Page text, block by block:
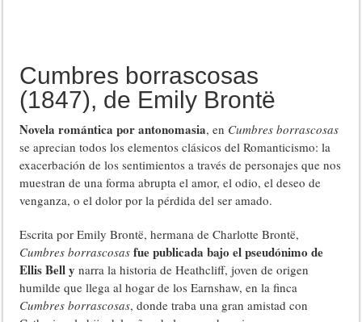
Cumbres borrascosas
(1847), de Emily Brontë
Novela romántica por antonomasia, en Cumbres borrascosas
se aprecian todos los elementos clásicos del Romanticismo: la
exacerbación de los sentimientos a través de personajes que nos
muestran de una forma abrupta el amor, el odio, el deseo de
venganza, o el dolor por la pérdida del ser amado.
Escrita por Emily Brontë, hermana de Charlotte Brontë,
Cumbres borrascosas fue publicada bajo el pseudónimo de
Ellis Bell ynarra la historia de Heathcliff, joven de origen
humilde que llega al hogar de los Earnshaw, en la finca
Cumbres borrascosas, donde traba una gran amistad con